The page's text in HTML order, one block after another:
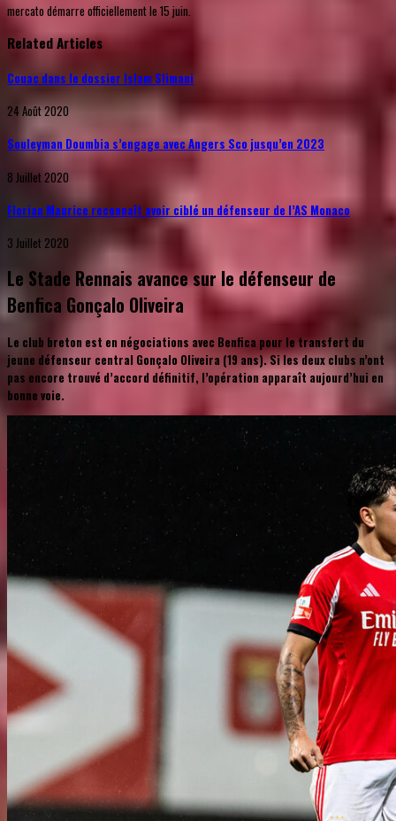
mercato démarre officiellement le 15 juin.
Related Articles
Couac dans le dossier Islam Slimani
24 Août 2020
Souleyman Doumbia s’engage avec Angers Sco jusqu’en 2023
8 Juillet 2020
Florian Maurice reconnaît avoir ciblé un défenseur de l’AS Monaco
3 Juillet 2020
Le Stade Rennais avance sur le défenseur de
Benfica Gonçalo Oliveira
Le club breton est en négociations avec Benfica pour le transfert du
jeune défenseur central Gonçalo Oliveira (19 ans). Si les deux clubs n’ont
pas encore trouvé d’accord définitif, l’opération apparaît aujourd’hui en
bonne voie.